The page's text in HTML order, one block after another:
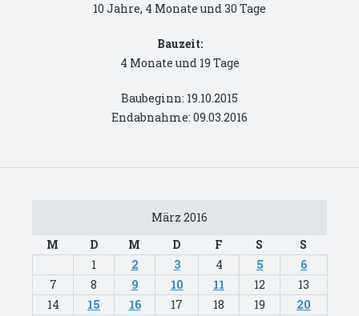
10 Jahre, 4 Monate und 30 Tage
Bauzeit:
4 Monate und 19 Tage
Baubeginn: 19.10.2015
Endabnahme: 09.03.2016
März 2016
M
D M D F S
S
1
2 3 4 5
6
7
8 9 10 11 12
13
14
15 16 17 18 19
20